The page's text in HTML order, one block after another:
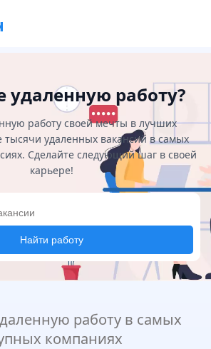
работу?
работу своей мечты в лучших
тысячи удаленных вакансий в самых
Сделайте следующий шаг в своей
карьере!
Найти работу
работу в самых
компаниях